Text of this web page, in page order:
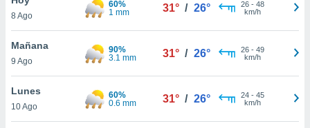
y
en
más
8 Ago
60%
1 mm
31° / 26° 26- 48
km/h
Mañana
9 Ago
90%
3.1 mm
31° / 26° 26- 49
km/h
Lunes
10 Ago
60%
0.6 mm
31° / 26° 24- 45
km/h